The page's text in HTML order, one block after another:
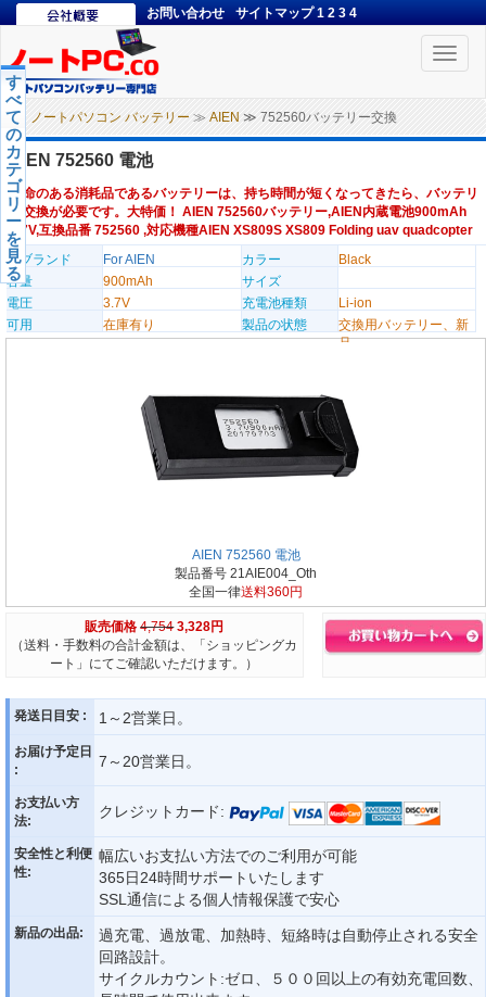
お問い合わせ サイトマップ 1 2 3 4
Toggle
ノートパソコン バッテリー ≫ AIEN ≫ 752560バッテリー交換
す
べ
て
の
カ
テ
ゴ
リ
ー
を
見
る
AIEN 752560 電池
寿命のある消耗品であるバッテリーは、持ち時間が短くなってきたら、バッテリ
ー交換が必要です。大特価！ AIEN 752560バッテリー,AIEN内蔵電池900mAh
3.7V,互換品番 752560 ,対応機種AIEN XS809S XS809 Folding uav quadcopter
のブランド
For AIEN カラー
Black
容量
900mAh
サイズ
電圧
3.7V 充電池種類
Li-ion
可用
在庫有り 製品の状態
交換用バッテリー、新
品
AIEN 752560 電池
製品番号 21AIE004_Oth
全国一律送料360円
販売価格 4,754 3,328円
（送料・手数料の合計金額は、「ショッピングカ
ート」にてご確認いただけます。）
発送日目安 : 1～2営業日。
お届け予定日
:
7～20営業日。
お支払い方
法:
クレジットカード:
安全性と利便
性:
幅広いお支払い方法でのご利用が可能
365日24時間サポートいたします
SSL通信による個人情報保護で安心
新品の出品:
過充電、過放電、加熱時、短絡時は自動停止される安全
回路設計。
サイクルカウント:ゼロ、５００回以上の有効充電回数、